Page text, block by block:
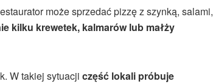
może sprzedać pizzę z szynką, salami,
kilku krewetek, kalmarów lub małży
W takiej sytuacji część lokali próbuje